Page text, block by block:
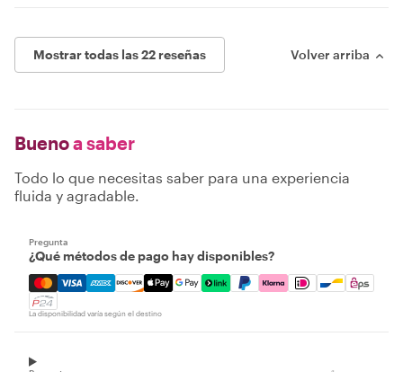
Mostrar todas las 22 reseñas Volver arriba
Buenoa saber
Todo lo que necesitas saber para una experiencia
fluida y agradable.
Pregunta
¿Qué métodos de pago hay disponibles?
Mastercard, Visa, Amex, Discover, Apple Pay, Google
La disponibilidad varía según el destino